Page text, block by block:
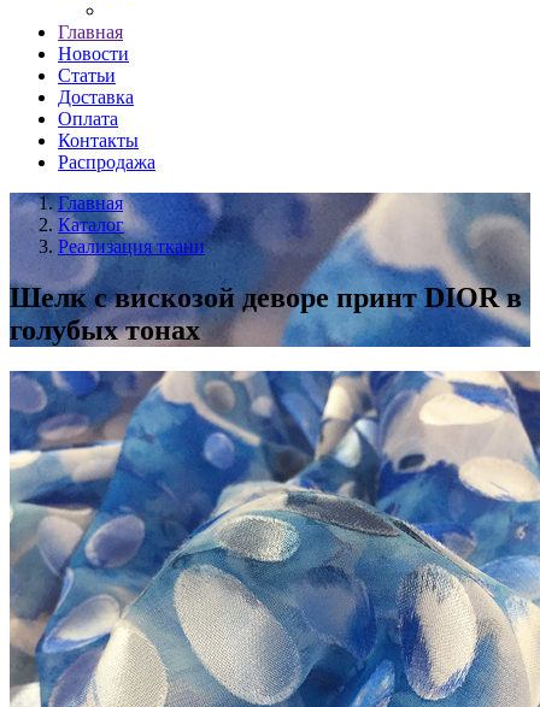
Главная
Новости
Статьи
Доставка
Оплата
Контакты
Распродажа
Главная
Каталог
Реализация ткани
Шелк с вискозой деворе принт DIOR в
голубых тонах